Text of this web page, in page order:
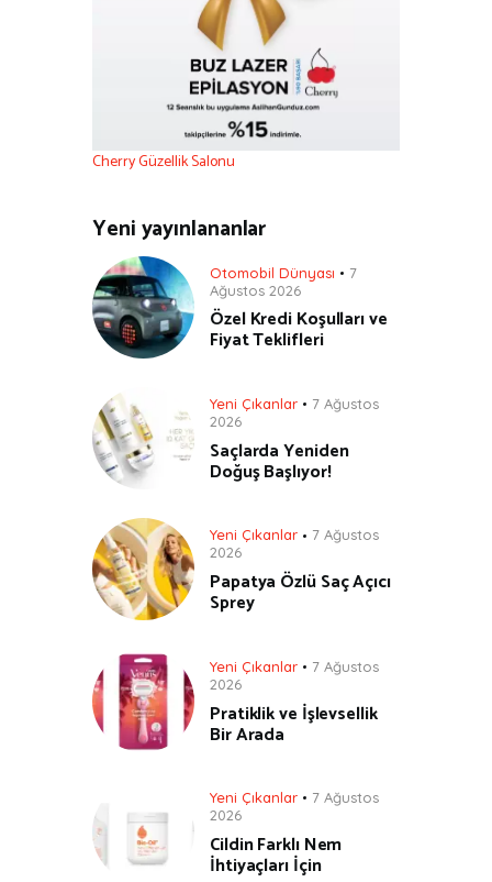
Cherry Güzellik Salonu
Yeni yayınlananlar
Otomobil Dünyası
7
Ağustos 2026
Özel Kredi Koşulları ve
Fiyat Teklifleri
Yeni Çıkanlar
7 Ağustos
2026
Saçlarda Yeniden
Doğuş Başlıyor!
Yeni Çıkanlar
7 Ağustos
2026
Papatya Özlü Saç Açıcı
Sprey
Yeni Çıkanlar
7 Ağustos
2026
Pratiklik ve İşlevsellik
Bir Arada
Yeni Çıkanlar
7 Ağustos
2026
Cildin Farklı Nem
İhtiyaçları İçin